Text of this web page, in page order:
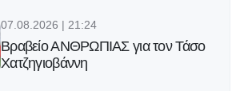
07.08.2026 | 21:24
Βραβείο ΑΝΘΡΩΠΙΑΣ για τον Τάσο
Χατζηγιοβάννη